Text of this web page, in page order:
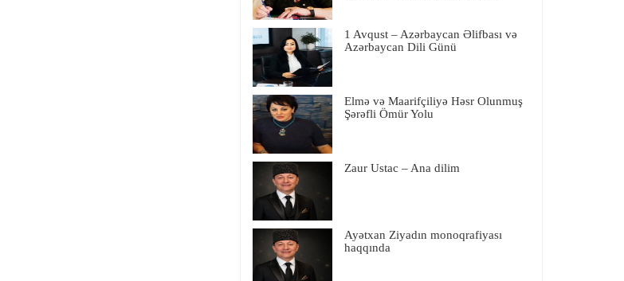
1 Avqust – Azərbaycan Əlifbası və
Azərbaycan Dili Günü
Elmə və Maarifçiliyə Həsr Olunmuş
Şərəfli Ömür Yolu
Zaur Ustac – Ana dilim
Ayətxan Ziyadın monoqrafiyası
haqqında